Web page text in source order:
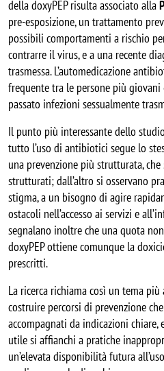
della doxyPEP risulta associato alla
pre-esposizione, un trattamento
possibili comportamenti a rischio
contrarre il virus, e a una recente
trasmessa. L’automedicazione
frequente tra le persone più
passato infezioni sessualmente
Il punto più interessante dello
tutto l’uso di antibiotici segue lo
una prevenzione più strutturata,
strutturati; dall’altro si osservano
stigma, a un bisogno di agire
ostacoli nell’accesso ai servizi e
segnalano inoltre che una quota
doxyPEP ottiene comunque la
prescritti.
La ricerca richiama così un tema
costruire percorsi di prevenzione
accompagnati da indicazioni
utile si affianchi a pratiche
un’elevata disponibilità futura